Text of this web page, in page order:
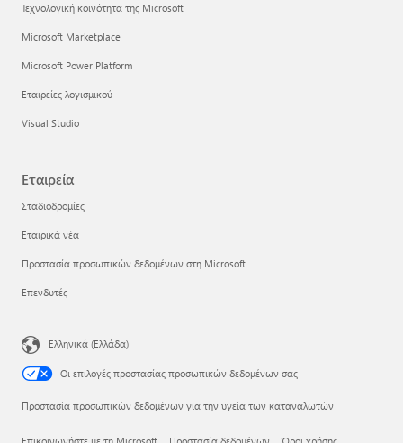
Τεχνολογική κοινότητα της Microsoft
Microsoft Marketplace
Microsoft Power Platform
Εταιρείες λογισμικού
Visual Studio
Εταιρεία
Σταδιοδρομίες
Εταιρικά νέα
Προστασία προσωπικών δεδομένων στη Microsoft
Επενδυτές
Ελληνικά (Ελλάδα)
Οι επιλογές προστασίας προσωπικών δεδομένων σας
Προστασία προσωπικών δεδομένων για την υγεία των καταναλωτών